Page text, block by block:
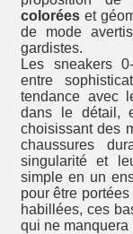
colorées et
de mode
gardistes.
Les sneakers
entre
tendance avec
dans le détail,
choisissant des
chaussures
singularité et
simple en un
pour être
habillées, ces
qui ne manquera